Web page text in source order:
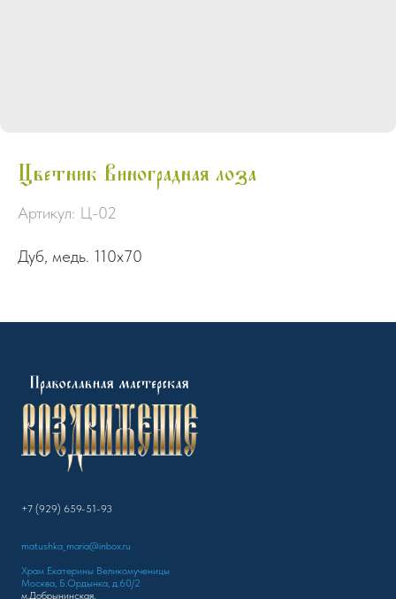
Цветник Виноградная лоза
Артикул: Ц-02
Дуб, медь. 110х70
+7 (929) 659-51-93
matushka_maria@inbox.ru
Храм Екатерины Великомученицы
Москва, Б.Ордынка, д.60/2
м.Добрынинская,